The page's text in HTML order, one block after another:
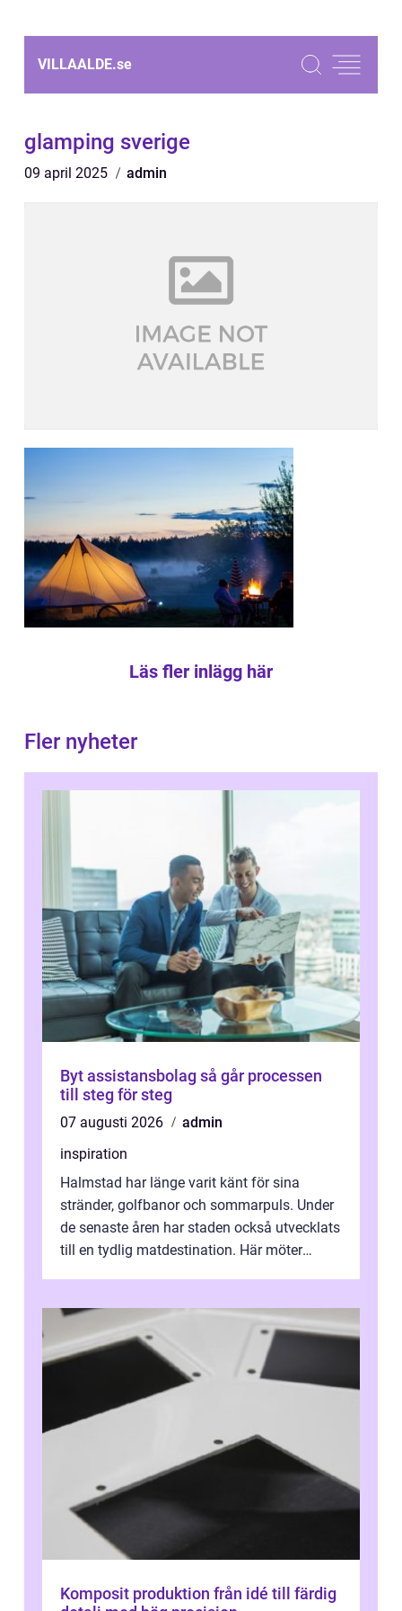
VILLAALDE.se
glamping sverige
09 april 2025 admin
Läs fler inlägg här
Fler nyheter
Byt assistansbolag så går processen
till steg för steg
07 augusti 2026
admin
inspiration
Halmstad har länge varit känt för sina
stränder, golfbanor och sommarpuls. Under
de senaste åren har staden också utvecklats
till en tydlig matdestination. Här möter
Komposit produktion från idé till färdig